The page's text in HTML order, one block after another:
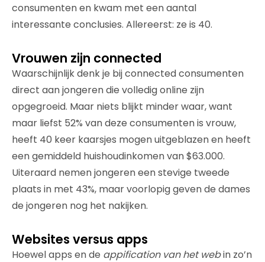
consumenten en kwam met een aantal
interessante conclusies. Allereerst: ze is 40.
Vrouwen zijn connected
Waarschijnlijk denk je bij connected consumenten
direct aan jongeren die volledig online zijn
opgegroeid. Maar niets blijkt minder waar, want
maar liefst 52% van deze consumenten is vrouw,
heeft 40 keer kaarsjes mogen uitgeblazen en heeft
een gemiddeld huishoudinkomen van $63.000.
Uiteraard nemen jongeren een stevige tweede
plaats in met 43%, maar voorlopig geven de dames
de jongeren nog het nakijken.
Websites versus apps
Hoewel apps en de appification van het webin zo’n